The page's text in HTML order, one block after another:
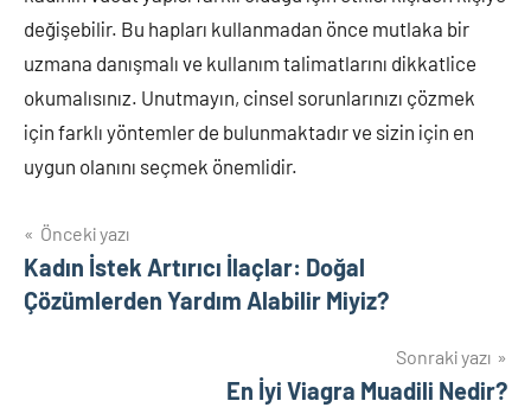
değişebilir. Bu hapları kullanmadan önce mutlaka bir
uzmana danışmalı ve kullanım talimatlarını dikkatlice
okumalısınız. Unutmayın, cinsel sorunlarınızı çözmek
için farklı yöntemler de bulunmaktadır ve sizin için en
uygun olanını seçmek önemlidir.
Yazı
gezinmesi
Önceki yazı
Kadın İstek Artırıcı İlaçlar: Doğal
Çözümlerden Yardım Alabilir Miyiz?
Sonraki yazı
En İyi Viagra Muadili Nedir?